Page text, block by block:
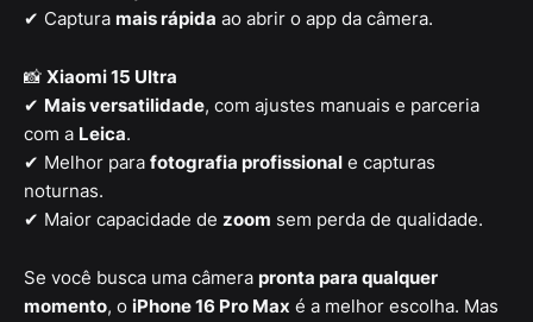
✔ Captura mais rápida ao abrir o app da câmera.
📸 Xiaomi 15 Ultra
✔ Mais versatilidade, com ajustes manuais e parceria
com a Leica.
✔ Melhor para fotografia profissional e capturas
noturnas.
✔ Maior capacidade de zoom sem perda de qualidade.
Se você busca uma câmera pronta para qualquer
momento, o iPhone 16 Pro Max é a melhor escolha. Mas